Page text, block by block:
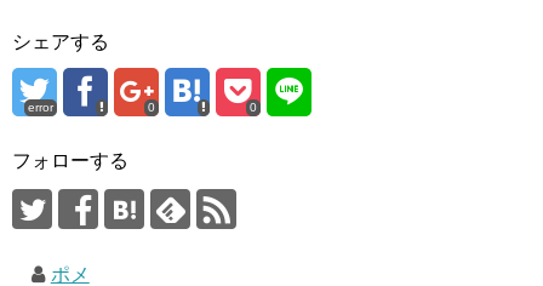
シェアする
error 0 0
フォローする
ポメ